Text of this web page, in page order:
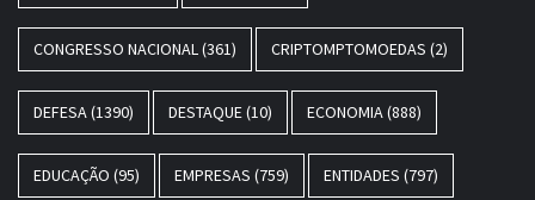
CONGRESSO NACIONAL(361) CRIPTOMPTOMOEDAS (2)
DEFESA(1390) DESTAQUE(10) ECONOMIA(888)
EDUCAÇÃO (95) EMPRESAS (759) ENTIDADES (797)